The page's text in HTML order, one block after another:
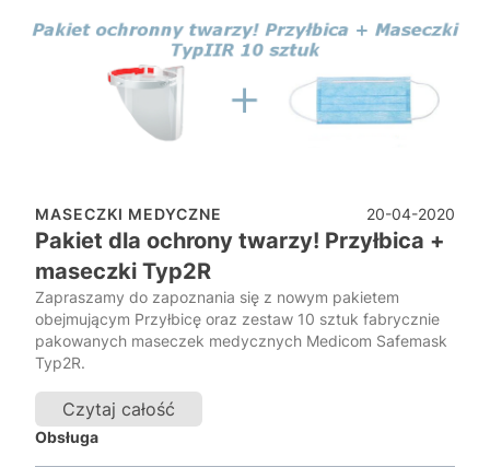
MASECZKI MEDYCZNE 20-04-2020
Pakiet dla ochrony twarzy! Przyłbica +
maseczki Typ2R
Zapraszamy do zapoznania się z nowym pakietem
obejmującym Przyłbicę oraz zestaw 10 sztuk fabrycznie
pakowanych maseczek medycznych Medicom Safemask
Typ2R.
Czytaj całość
Obsługa